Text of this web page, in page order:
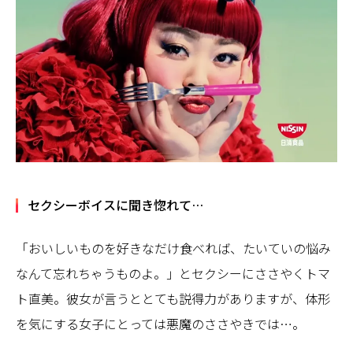
セクシーボイスに聞き惚れて…
「おいしいものを好きなだけ食べれば、たいていの悩み
なんて忘れちゃうものよ。」とセクシーにささやくトマ
ト直美。彼女が言うととても説得力がありますが、体形
を気にする女子にとっては悪魔のささやきでは…。